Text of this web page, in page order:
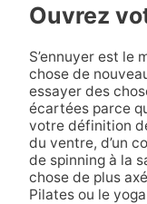
Ouvrez
S’ennuyer est le
chose de
essayer des
écartées parce
votre définition
du ventre, d’un
de spinning à la
chose de plus
Pilates ou le